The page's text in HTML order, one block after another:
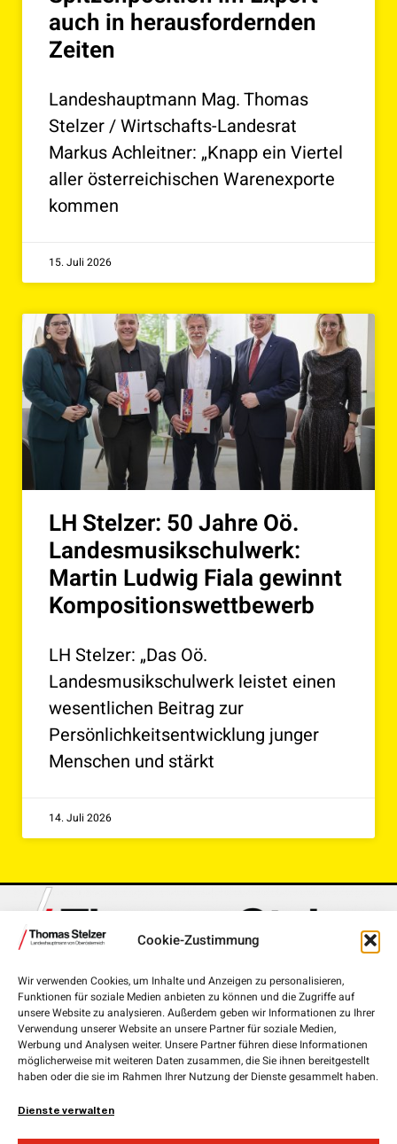
Cookie-Zustimmung
Wir verwenden Cookies, um Inhalte und Anzeigen zu personalisieren,
Funktionen für soziale Medien anbieten zu können und die Zugriffe auf
unsere Website zu analysieren. Außerdem geben wir Informationen zu Ihrer
Verwendung unserer Website an unsere Partner für soziale Medien,
Werbung und Analysen weiter. Unsere Partner führen diese Informationen
möglicherweise mit weiteren Daten zusammen, die Sie ihnen bereitgestellt
haben oder die sie im Rahmen Ihrer Nutzung der Dienste gesammelt haben.
Dienste verwalten
auch in herausfordernden
Zeiten
Landeshauptmann Mag. Thomas
Stelzer / Wirtschafts-Landesrat
Markus Achleitner: „Knapp ein Viertel
aller österreichischen Warenexporte
kommen
15. Juli 2026
LH Stelzer: 50 Jahre Oö.
Landesmusikschulwerk:
Martin Ludwig Fiala gewinnt
Kompositionswettbewerb
LH Stelzer: „Das Oö.
Landesmusikschulwerk leistet einen
wesentlichen Beitrag zur
Persönlichkeitsentwicklung junger
Menschen und stärkt
14. Juli 2026
Landhausplatz 1, 4020 Linz
+43 732 7720-111 00
lh.stelzer@ooe.gv.at